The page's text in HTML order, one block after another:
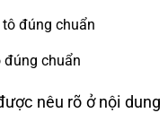
đúng chuẩn
nêu rõ ở nội dung